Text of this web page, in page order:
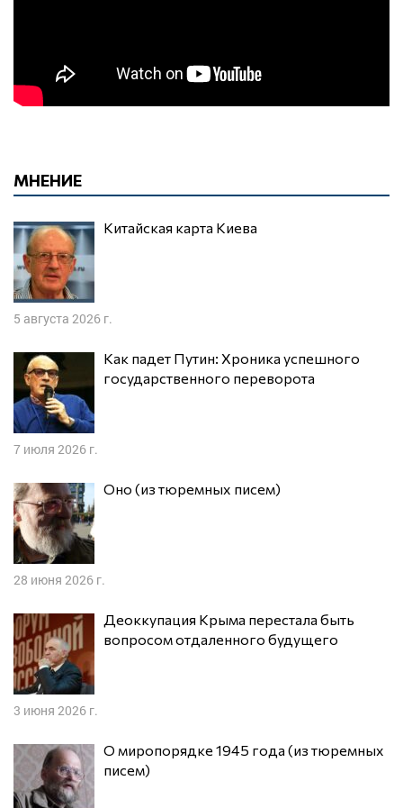
МНЕНИЕ
Китайская карта Киева
5 августа 2026 г.
Как падет Путин: Хроника успешного
государственного переворота
7 июля 2026 г.
Оно (из тюремных писем)
28 июня 2026 г.
Деоккупация Крыма перестала быть
вопросом отдаленного будущего
3 июня 2026 г.
О миропорядке 1945 года (из тюремных
писем)